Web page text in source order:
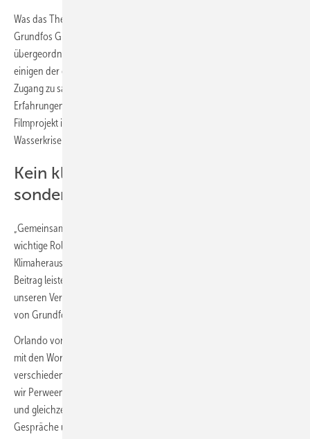
Was das Thema Wasser betrifft, so teilen die Grundfos Stiftung und die
Grundfos Gruppe die gleichen Werte und den gleichen
übergeordneten Auftrag. Seit Jahren arbeitet die Stiftung eng mit
einigen der erfahrensten NGOs zusammen, um den Ärmsten der Welt
Zugang zu sauberem Trinkwasser zu verschaffen. Aufbauend auf ihren
Erfahrungen aus ihrer Arbeit vor Ort beschloss die Stiftung, ein
Filmprojekt ins Leben zu rufen, das auf die Gefahren der derzeitigen
Wasserkrise aufmerksam macht
Kein klassischer Dokumentarfilm
sondern ein Doku-Drama
„Gemeinsam wollen die Stiftung und die Unternehmensgruppe eine
wichtige Rolle bei der Lösung der weltweiten Wasser- und
Klimaherausforderungen einnehmen. Alle Beteiligten müssen ihren
Beitrag leisten, um sicherzustellen, dass wir die Wasserkrise lösen und
unseren Verpflichtungen nachkommen“, sagt Poul Due Jensen, CEO
von Grundfos.
Orlando von Einsiedel, Regisseur von Into Dust, kommentiert den Film
mit den Worten: „Diese Geschichte hat mich wirklich auf vielen
verschiedenen Ebenen angesprochen. Wir haben uns überlegt, wie
wir Perween Rahmans außergewöhnliches Leben und Werk würdigen
und gleichzeitig einen Film drehen können, der Diskussionen und
Gespräche über die globale Wasserkrise anregt. Deshalb haben wir